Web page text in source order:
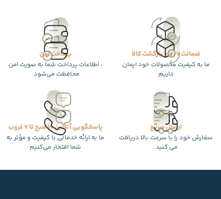
ضمانت 7 روزه بازگشت کالا
ما به کیفیت محصولات خود ایمان
داریم
پرداخت امن
، اطلاعات پرداخت شما به صورت امن
محافظت می‌شود.
ارسال سریع
سفارش خود را با سرعت بالا دریافت
می کنید.
پاسخگویی آنلاین 10 صبح تا 7 غروب
ما به ارائه خدماتی با کیفیت و مؤثر به
شما افتخار می‌کنیم